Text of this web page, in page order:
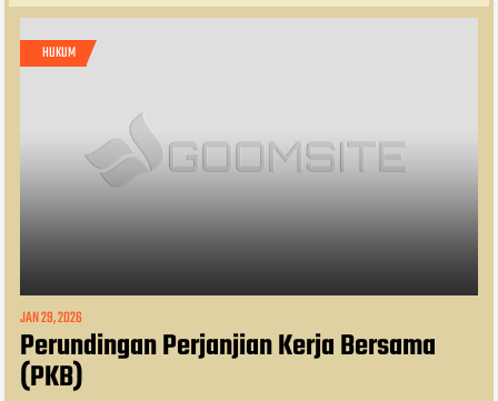
HUKUM
JAN 29, 2026
Perundingan Perjanjian Kerja Bersama
(PKB)